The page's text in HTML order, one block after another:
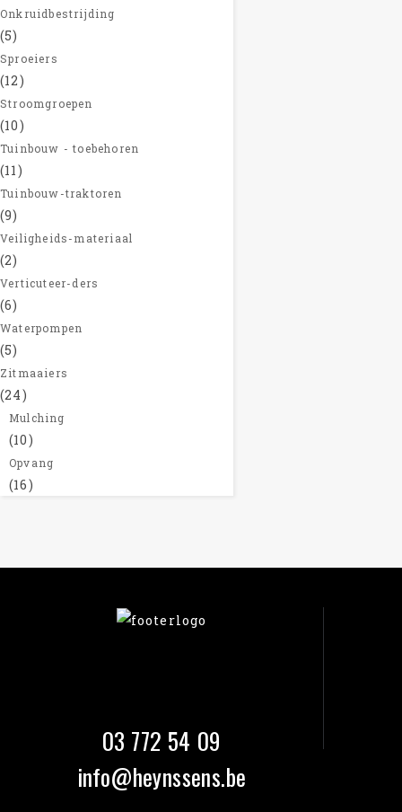
Onkruidbestrijding
(5)
Sproeiers
(12)
Stroomgroepen
(10)
Tuinbouw - toebehoren
(11)
Tuinbouw-traktoren
(9)
Veiligheids-materiaal
(2)
Verticuteer-ders
(6)
Waterpompen
(5)
Zitmaaiers
(24)
Mulching
(10)
Opvang
(16)
03 772 54 09
info@heynssens.be